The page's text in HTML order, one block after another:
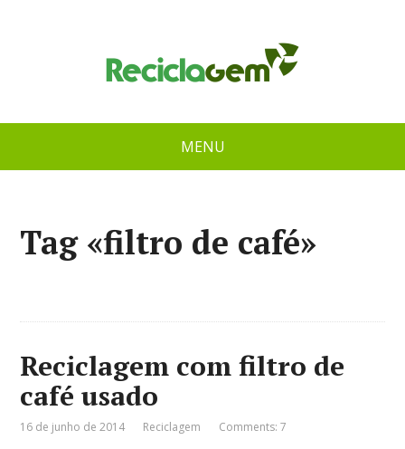
MENU
Tag «filtro de café»
Reciclagem com filtro de
café usado
16 de junho de 2014 Reciclagem Comments: 7